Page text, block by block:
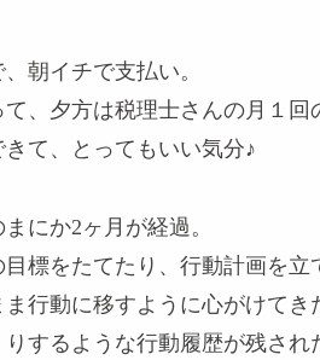
朝イチで支払い。
、夕方は税理士さんの月１回
て、とってもいい気分♪
にか2ヶ月が経過。
標をたてたり、行動計画を
行動に移すように心がけて
するような行動履歴が残され